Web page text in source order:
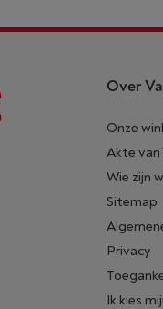
Over
Onze
Akte
Wie zijn
Sitemap
Privacy
Ik kies